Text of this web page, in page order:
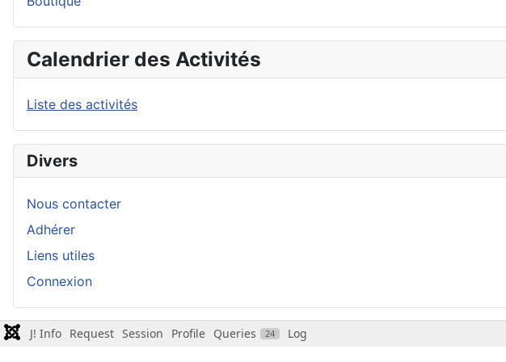
Calendrier des Activités
Liste des activités
Divers
Nous contacter
Adhérer
Liens utiles
Connexion
J! Info Request Session Profile Queries 24 Log